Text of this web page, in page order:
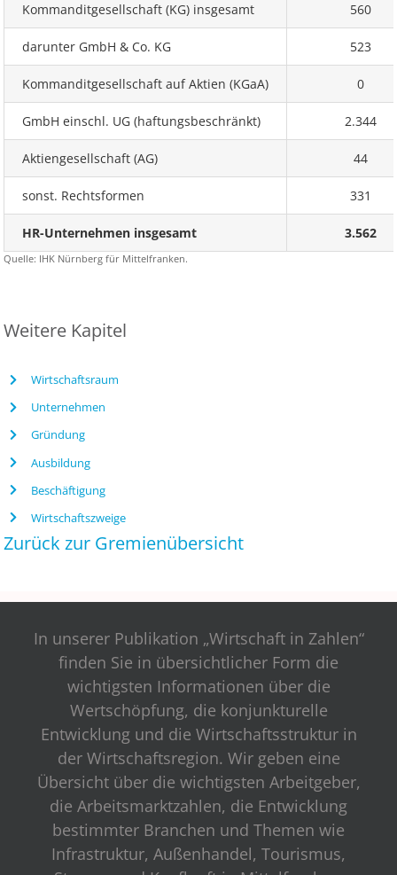
Kommanditgesellschaft (KG) insgesamt 560
darunter GmbH & Co. KG 523
Kommanditgesellschaft auf Aktien (KGaA) 0
GmbH einschl. UG (haftungsbeschränkt) 2.344
Aktiengesellschaft (AG) 44
sonst. Rechtsformen 331
HR-Unternehmen insgesamt 3.562
Quelle: IHK Nürnberg für Mittelfranken.
Weitere Kapitel
Wirtschaftsraum
Unternehmen
Gründung
Ausbildung
Beschäftigung
Wirtschaftszweige
Zurück zur Gremienübersicht
In unserer Publikation „Wirtschaft in Zahlen“
finden Sie in übersichtlicher Form die
wichtigsten Informationen über die
Wertschöpfung, die konjunkturelle
Entwicklung und die Wirtschaftsstruktur in
der Wirtschaftsregion. Wir geben eine
Übersicht über die wichtigsten Arbeitgeber,
die Arbeitsmarktzahlen, die Entwicklung
bestimmter Branchen und Themen wie
Infrastruktur, Außenhandel, Tourismus,